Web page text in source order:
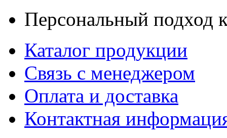
Персональный подход
Каталог продукции
Связь с менеджером
Оплата и доставка
Контактная